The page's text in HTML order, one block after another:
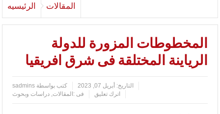
الرئيسيه المقالات
المخطوطات المزورة للدولة
الرياينة المختلقة فى شرق افريقيا
كتب بواسطة sadmins التاريخ: أبريل 07, 2023
فى :المقالات دراسات وبحوث اترك تعليق